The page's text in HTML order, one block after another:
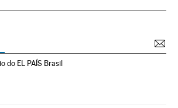
do EL PAÍS Brasil